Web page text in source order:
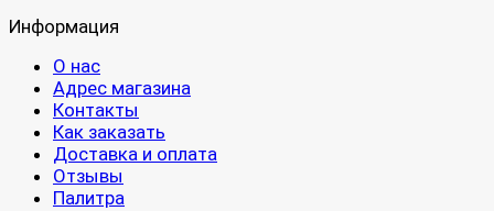
Информация
О нас
Адрес магазина
Контакты
Как заказать
Доставка и оплата
Отзывы
Палитра